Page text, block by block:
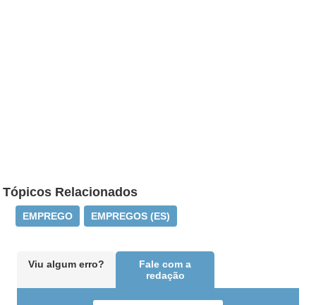
Tópicos Relacionados
EMPREGO EMPREGOS (ES)
Viu algum erro?
Fale com a
redação